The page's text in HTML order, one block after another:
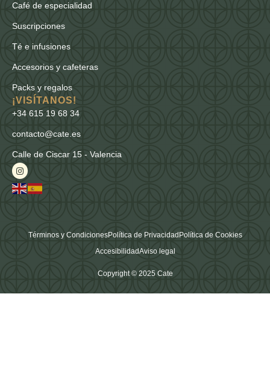
Café de especialidad
Suscripciones
Té e infusiones
Accesorios y cafeteras
Packs y regalos
¡VISÍTANOS!
+34 615 19 68 34
contacto@cate.es
Calle de Ciscar 15 - Valencia
Copyright © 2025 Cate
Términos y CondicionesPolítica de PrivacidadPolítica de Cookies
AccesibilidadAviso legal